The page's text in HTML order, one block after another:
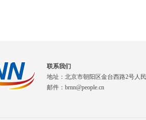
联系我们
地址：北京市朝阳区金台西路2号人
邮件：brnn@people.cn